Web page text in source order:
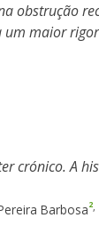
um maior
crónico. A
Barbosa2,